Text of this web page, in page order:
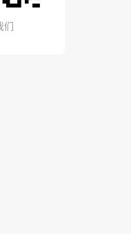
们